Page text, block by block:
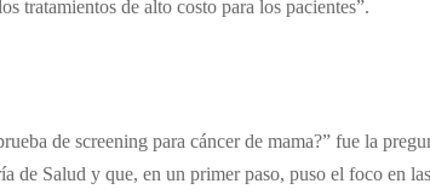
tratamientos de alto costo para los pacientes”.
de screening para cáncer de mama?” fue la
de Salud y que, en un primer paso, puso el foco en